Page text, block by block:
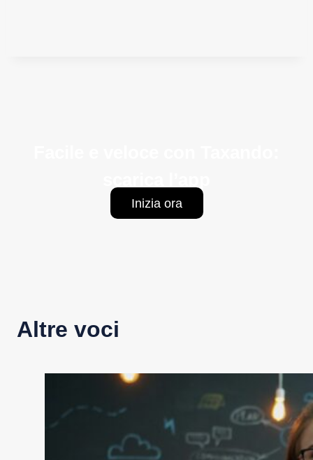
Inizia ora
Altre voci